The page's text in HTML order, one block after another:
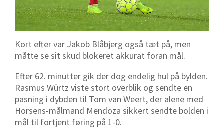
Kort efter var Jakob Blåbjerg også tæt på, men
måtte se sit skud blokeret akkurat foran mål.
Efter 62. minutter gik der dog endelig hul på bylden.
Rasmus Würtz viste stort overblik og sendte en
pasning i dybden til Tom van Weert, der alene med
Horsens-målmand Mendoza sikkert sendte bolden i
mål til fortjent føring på 1-0.